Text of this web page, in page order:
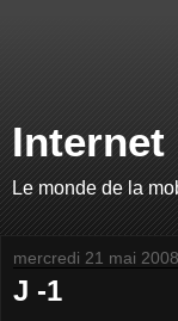
Internet
Le monde de la
mercredi 21 mai 2008
J -1